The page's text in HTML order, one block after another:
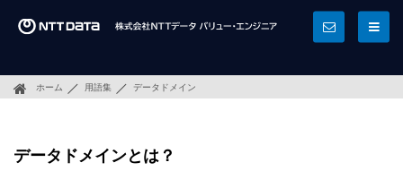
ホーム 用語集 データドメイン
データドメインとは？